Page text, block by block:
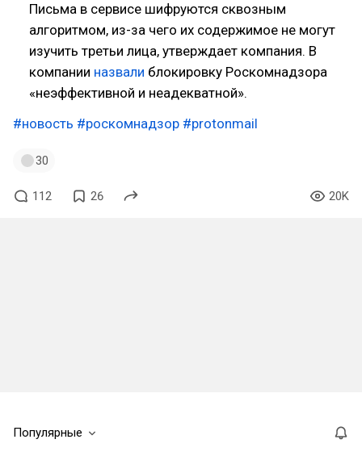
Письма в сервисе шифруются сквозным
алгоритмом, из-за чего их содержимое не могут
изучить третьи лица, утверждает компания. В
компании назвали блокировку Роскомнадзора
«неэффективной и неадекватной».
#новость #роскомнадзор #protonmail
30
112 26 20K
Популярные